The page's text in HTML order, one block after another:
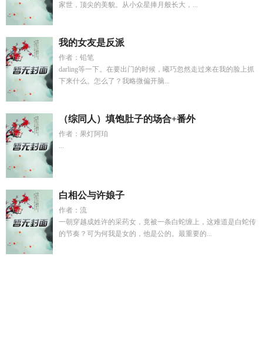
家世，顶尖的美貌。从小众星捧月般长大，...
我的女友是反派
作者：铅笔
darling等一下。在要出门的时候，曦巧忽然走过来在我的脸上抓
下来什么。怎么了？我略微偏开脑...
（综同人）填饱肚子的场合+番外
作者：果灯阿珀
...
白相公与许娘子
作者：流
一朝穿越成姓许的采药女，竟被一条白蛇缠上，这难道是白蛇传
的节奏？可为何我是女的，他是公的。最重要的...